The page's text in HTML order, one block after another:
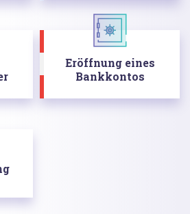
Eröffnung eines
Bankkontos